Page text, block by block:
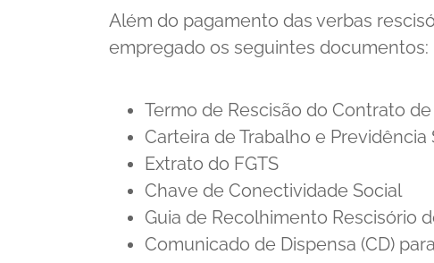
Além do pagamento das verbas
empregado os seguintes documentos:
Termo de Rescisão do Contrato de
Carteira de Trabalho e Previdência
Extrato do FGTS
Chave de Conectividade Social
Guia de Recolhimento Rescisório
Comunicado de Dispensa (CD)